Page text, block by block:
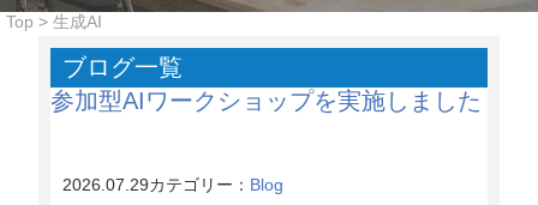
Top > 生成AI
ブログ一覧
参加型AIワークショップを実施しました
2026.07.29カテゴリー： Blog